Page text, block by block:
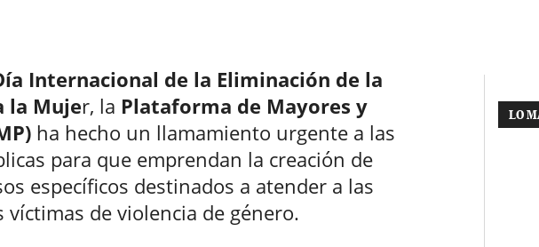
Internacional de la Eliminación de la
la Mujer, la Plataforma de Mayores y
ha hecho un llamamiento urgente a las
para que emprendan la creación de
específicos destinados a atender a las
víctimas de violencia de género.
LO